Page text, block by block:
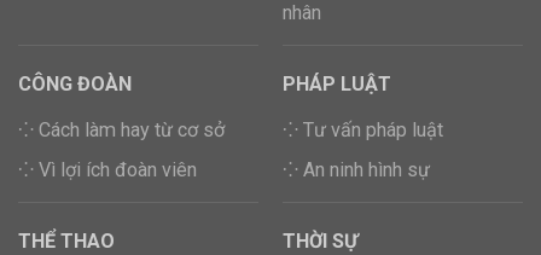
nhân
CÔNG ĐOÀN
⁘ Cách làm hay từ cơ sở
⁘ Vì lợi ích đoàn viên
PHÁP LUẬT
⁘ Tư vấn pháp luật
⁘ An ninh hình sự
THỂ THAO
THỜI SỰ